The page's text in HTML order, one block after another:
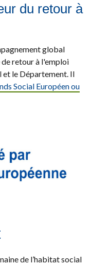
du retour à
global
retour à l'emploi
et le Département. Il
Social Européen ou
de l’habitat social